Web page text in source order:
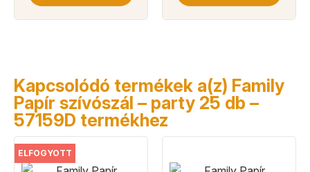
Kapcsolódó termékek a(z) Family
Papír szívószál – party 25 db –
57159D termékhez
ELFOGYOTT